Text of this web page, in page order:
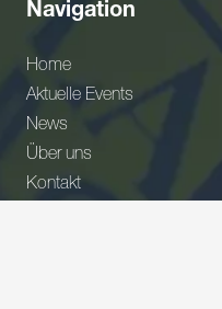
Navigation
Home
Aktuelle Events
News
Über uns
Kontakt